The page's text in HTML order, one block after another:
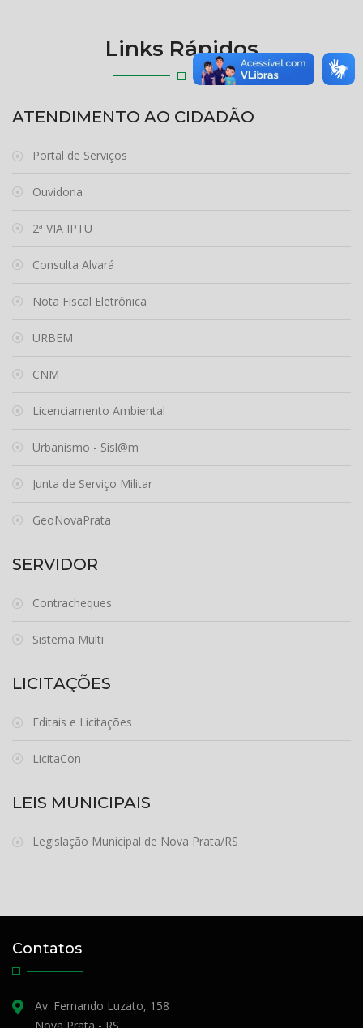
Links Rápidos
ATENDIMENTO AO CIDADÃO
Portal de Serviços
Ouvidoria
2ª VIA IPTU
Consulta Alvará
Nota Fiscal Eletrônica
URBEM
CNM
Licenciamento Ambiental
Urbanismo - Sisl@m
Junta de Serviço Militar
GeoNovaPrata
SERVIDOR
Contracheques
Sistema Multi
LICITAÇÕES
Editais e Licitações
LicitaCon
LEIS MUNICIPAIS
Legislação Municipal de Nova Prata/RS
Contatos
Av. Fernando Luzato, 158